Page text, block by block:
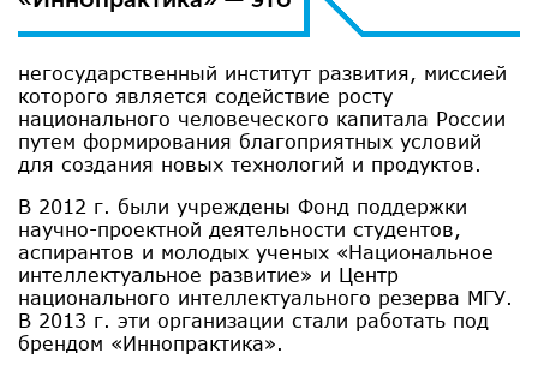
негосударственный институт развития, миссией
которого является содействие росту
национального человеческого капитала России
путем формирования благоприятных условий
для создания новых технологий и продуктов.
В 2012 г. были учреждены Фонд поддержки
научно-проектной деятельности студентов,
аспирантов и молодых ученых «Национальное
интеллектуальное развитие» и Центр
национального интеллектуального резерва МГУ.
В 2013 г. эти организации стали работать под
брендом «Иннопрактика».